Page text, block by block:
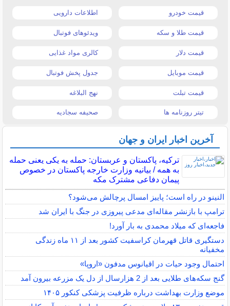
قیمت خودرو اطلاعات دارویی
قیمت طلا و سکه ویدئوهای فوتبال
قیمت دلار کالری مواد غذایی
قیمت موبایل جدول پخش فوتبال
قیمت تبلت نهج البلاغه
تیتر روزنامه ها صحیفه سجادیه
آخرین اخبار ایران و جهان
ترکیه، پاکستان و عربستان: حمله به یکی یعنی حمله
به همه / بیانیه وزارت خارجه پاکستان در خصوص
پیمان دفاعی مشترک مکه
النینو در راه است؛ پاییز امسال پرچالش می‌شود؟
ترامپ با بازنشر مقاله‌ای مدعی پیروزی در جنگ با ایران شد
فاجعه‌ای که میلاد محمدی به بار آورد!
دستگیری قاتل قهرمان کراسفیت کشور بعد از ۱۱ ماه زندگی
مخفیانه
احتمال وجود حیات در اقیانوس مدفون «اروپا»
گنج سکه‌های طلایی بعد از 2 هزارسال از دل یک مزرعه بیرون آمد
موضع وزارت بهداشت درباره ظرفیت پزشکی کنکور ۱۴۰۵